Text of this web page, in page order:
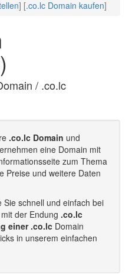
] [.co.lc Domain kaufen]
/ .co.lc
.co.lc Domain und
eine Domain mit
zum Thema
Preise und weitere Daten
schnell und einfach bei
der Endung .co.lc
einer .co.lc Domain
in unserem einfachen